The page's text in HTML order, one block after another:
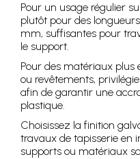
Pour un usage régulier
plutôt pour des
mm, suffisantes pour
le support.
Pour des matériaux plus
ou revêtements,
afin de garantir une
plastique.
Choisissez la finition
travaux de tapisserie en
supports ou matériaux